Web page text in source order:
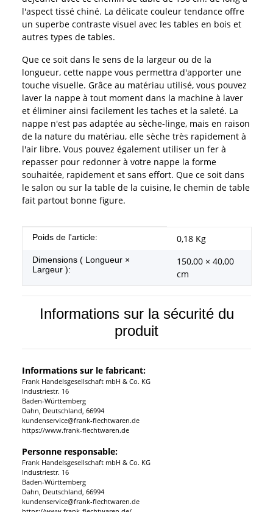
l'aspect tissé chiné. La délicate couleur tendance offre
un superbe contraste visuel avec les tables en bois et
autres types de tables.
Que ce soit dans le sens de la largeur ou de la
longueur, cette nappe vous permettra d'apporter une
touche visuelle. Grâce au matériau utilisé, vous pouvez
laver la nappe à tout moment dans la machine à laver
et éliminer ainsi facilement les taches et la saleté. La
nappe n'est pas adaptée au sèche-linge, mais en raison
de la nature du matériau, elle sèche très rapidement à
l'air libre. Vous pouvez également utiliser un fer à
repasser pour redonner à votre nappe la forme
souhaitée, rapidement et sans effort. Que ce soit dans
le salon ou sur la table de la cuisine, le chemin de table
fait partout bonne figure.
#productDetails.itemInformation#
#productDetails.itemValue#
Poids de l'article: 0,18 Kg
Dimensions ( Longueur ×
Largeur ):
150,00 × 40,00
cm
Informations sur la sécurité du
produit
Informations sur le fabricant:
Frank Handelsgesellschaft mbH & Co. KG
Industriestr. 16
Baden-Württemberg
Dahn, Deutschland, 66994
kundenservice@frank-flechtwaren.de
https://www.frank-flechtwaren.de
Personne responsable:
Frank Handelsgesellschaft mbH & Co. KG
Industriestr. 16
Baden-Württemberg
Dahn, Deutschland, 66994
kundenservice@frank-flechtwaren.de